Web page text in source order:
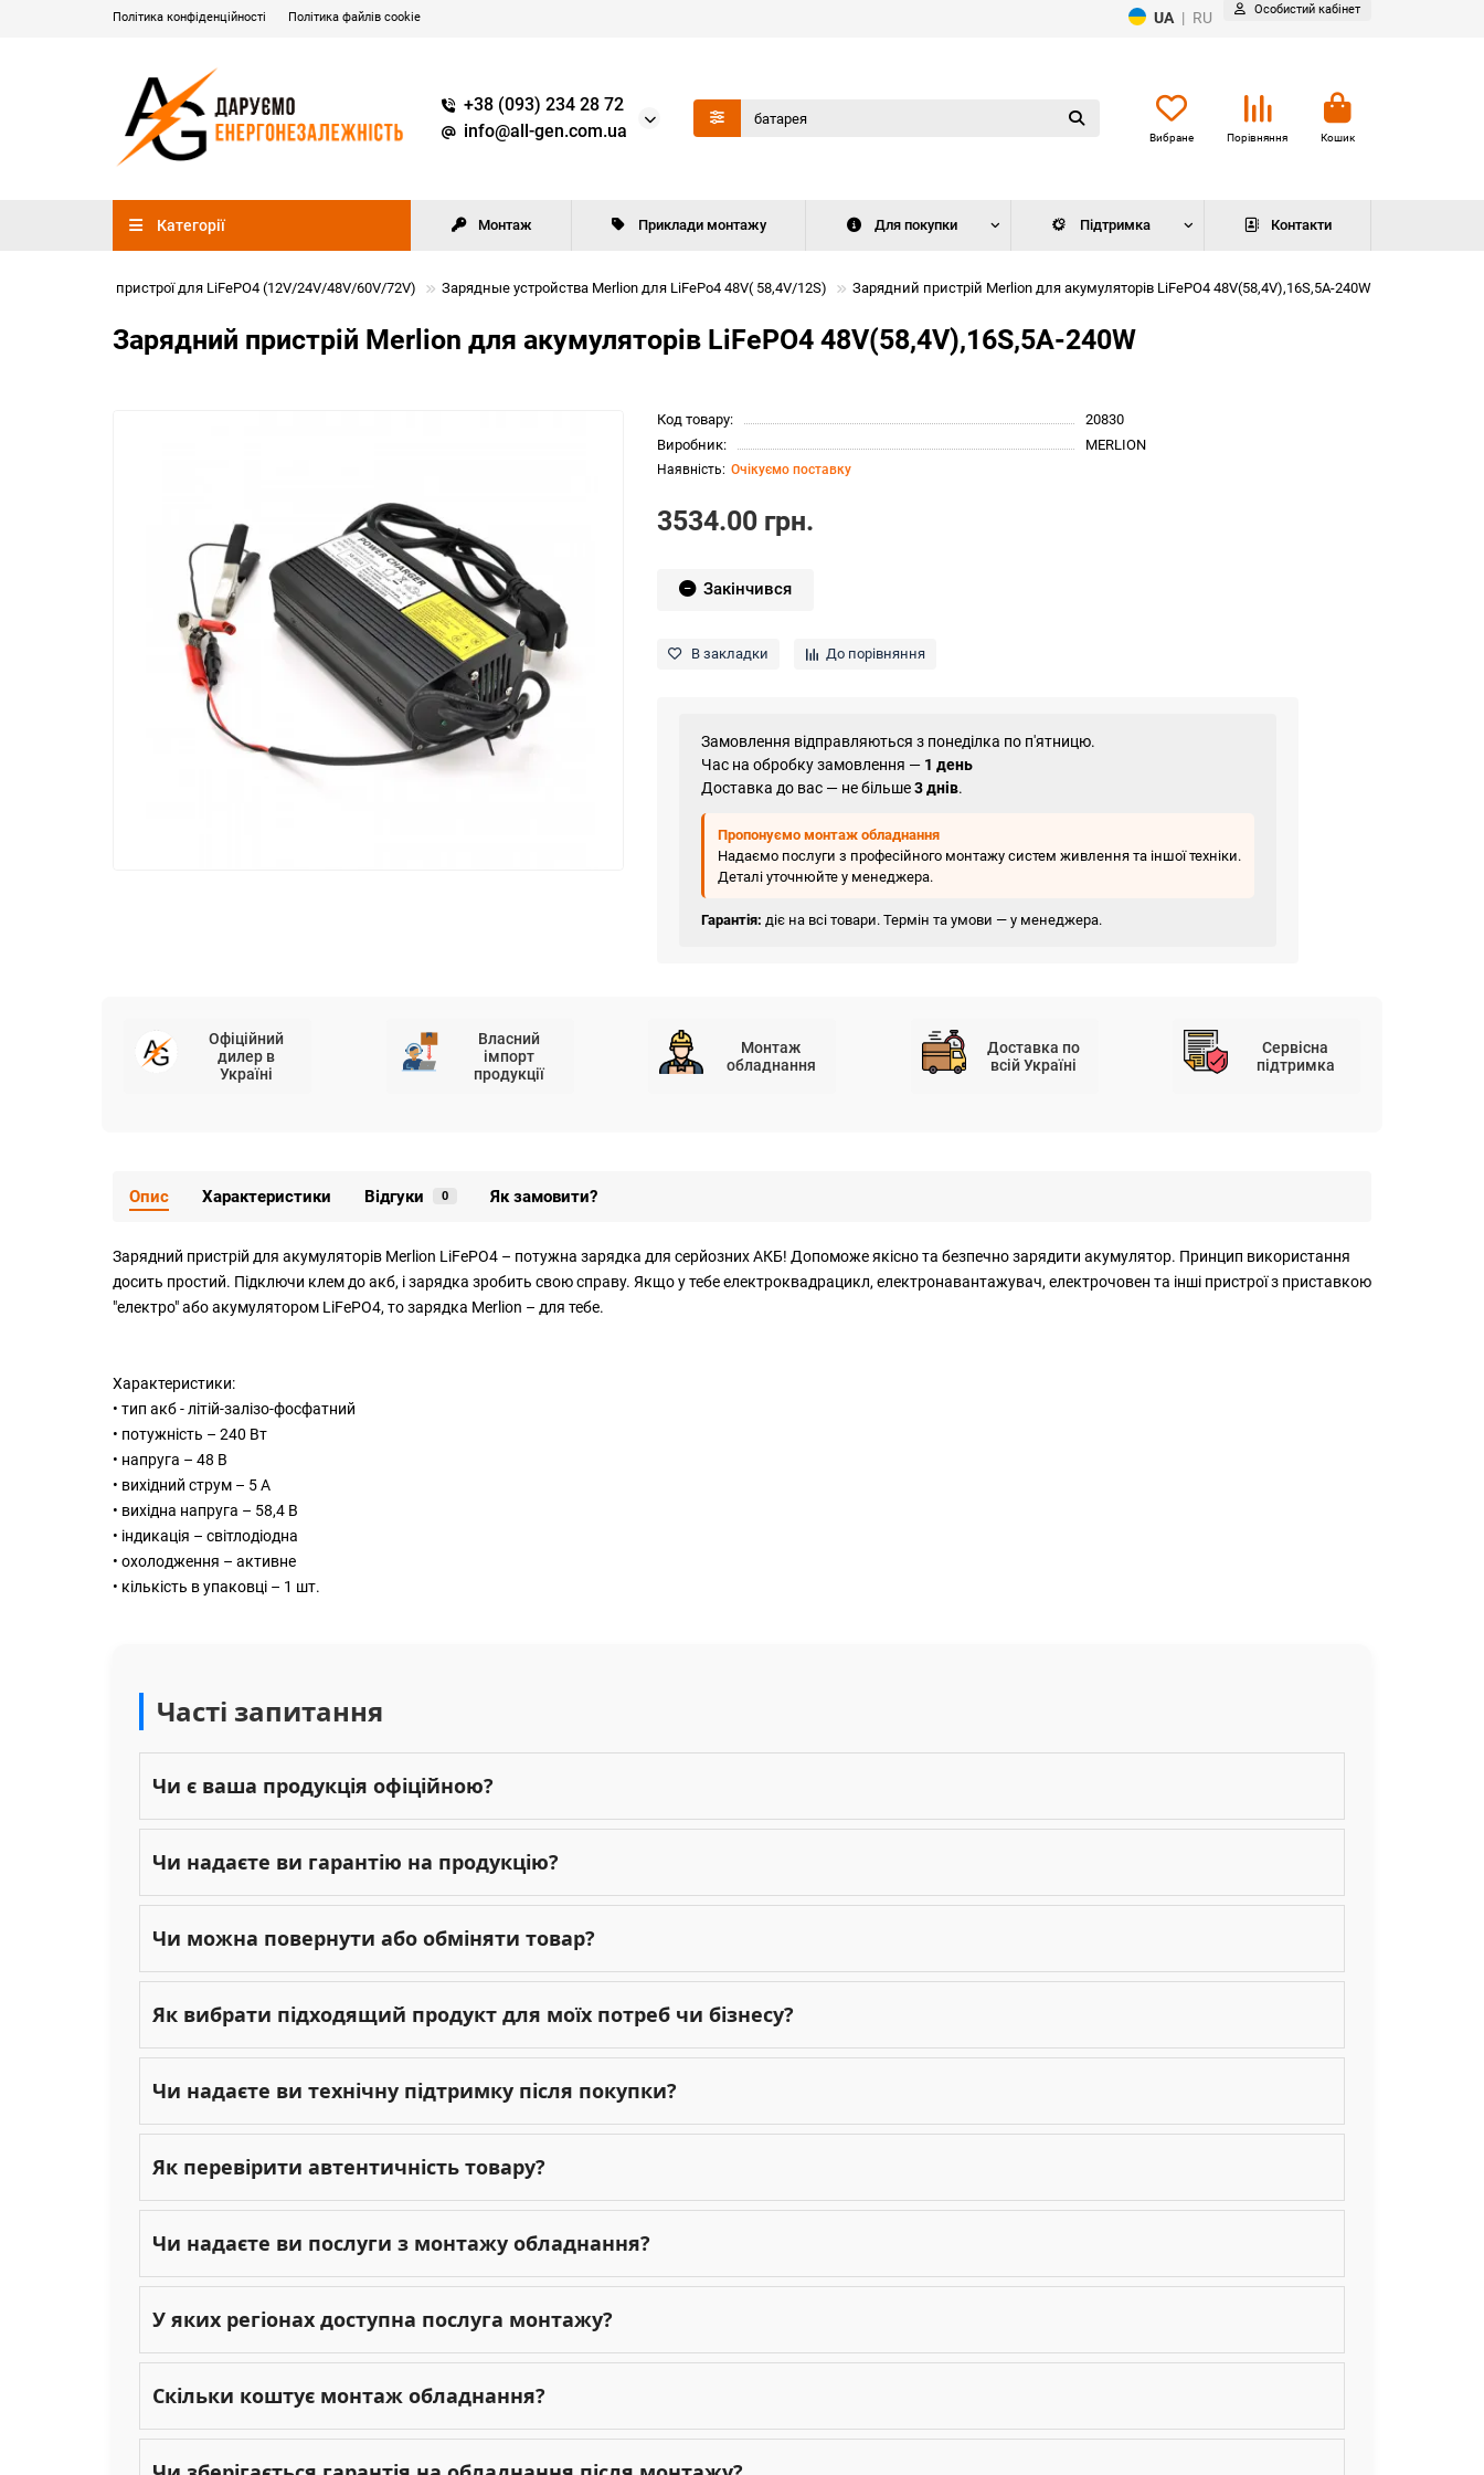
Політика конфіденційності Політика файлів cookie UA | RU Особистий кабінет
+38 (093) 234 28 72
info@all-gen.com.ua
Вибране Порівняння Кошик
Категорії Монтаж Приклади монтажу Для покупки Підтримка Контакти
Зарядні пристрої для LiFePO4 (12V/24V/48V/60V/72V) Зарядные устройства Merlion для LiFePo4 48V( 58,4V/12S) Зарядний пристрій Merlion для акумуляторів LiFePO4 48V(58,4V),16S,5A-240W
Зарядний пристрій Merlion для акумуляторів LiFePO4 48V(58,4V),16S,5A-240W
Код товару:
20830
Виробник:
MERLION
Очікуємо поставку
3534.00 грн.
Закінчився
В закладки До порівняння
Замовлення відправляються з понеділка по п'ятницю.
Час на обробку замовлення — 1 день
Доставка до вас — не більше3 днів.
Пропонуємо монтаж обладнання
Надаємо послуги з професійного монтажу систем живлення та іншої техніки.
Деталі уточнюйте у менеджера.
Гарантія: діє на всі товари. Термін та умови — у менеджера.
Офіційний
дилер в
Україні
Власний
імпорт
продукції
Монтаж
обладнання
Доставка по
всій Україні
Сервісна
підтримка
Опис Характеристики Відгуки 0 Як замовити?
Зарядний пристрій для акумуляторів Merlion LiFePO4 – потужна зарядка для серйозних АКБ! Допоможе якісно та безпечно зарядити акумулятор. Принцип використання
досить простий. Підключи клем до акб, і зарядка зробить свою справу. Якщо у тебе електроквадрацикл, електронавантажувач, електрочовен та інші пристрої з приставкою
"електро" або акумулятором LiFePO4, то зарядка Merlion – для тебе.
Характеристики:
• тип акб - літій-залізо-фосфатний
• потужність – 240 Вт
• напруга – 48 В
• вихідний струм – 5 А
• вихідна напруга – 58,4 В
• індикація – світлодіодна
• охолодження – активне
• кількість в упаковці – 1 шт.
Часті запитання
Чи є ваша продукція офіційною?
Чи надаєте ви гарантію на продукцію?
Чи можна повернути або обміняти товар?
Як вибрати підходящий продукт для моїх потреб чи бізнесу?
Чи надаєте ви технічну підтримку після покупки?
Як перевірити автентичність товару?
Чи надаєте ви послуги з монтажу обладнання?
У яких регіонах доступна послуга монтажу?
Скільки коштує монтаж обладнання?